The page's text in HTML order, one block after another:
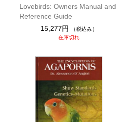
Lovebirds: Owners Manual and
Reference Guide
15,277円
（税込み）
在庫切れ